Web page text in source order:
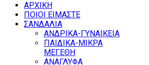
ΑΡΧΙΚΗ
ΠΟΙΟΙ ΕΙΜΑΣΤΕ
ΣΑΝΔΑΛΙΑ
ΑΝΔΡΙΚΑ-ΓΥΝΑΙΚΕΙΑ
ΠΑΙΔΙΚΑ-ΜΙΚΡΑ
ΜΕΓΕΘΗ
ΑΝΑΓΛΥΦΑ